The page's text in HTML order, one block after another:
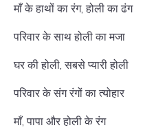
माँ के हाथों का रंग, होली का ढंग
परिवार के साथ होली का मजा
घर की होली, सबसे प्यारी होली
परिवार के संग रंगों का त्योहार
माँ, पापा और होली के रंग